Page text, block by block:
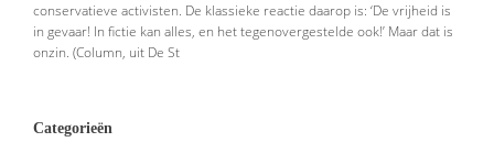
conser­vatieve activisten. De klassieke reactie daarop is: ‘De vrijheid is
in gevaar! In fictie kan alles, en het tegenovergestelde ook!’ Maar dat is
onzin. (Column, uit De St
Categorieën